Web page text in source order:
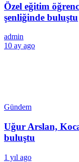
Özel eğitim
şenliğinde buluştu
admin
10 ay ago
Gündem
Uğur Arslan,
buluştu
1 yıl ago